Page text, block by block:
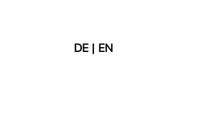
DE | EN